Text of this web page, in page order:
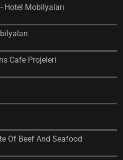
Hotel Mobilyaları
Cafe Projeleri
Of Beef And Seafood